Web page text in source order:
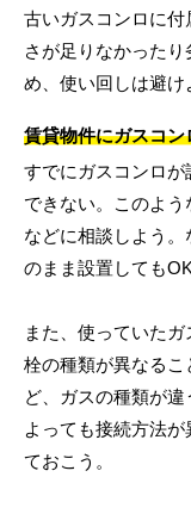
古いガスコンロに
さが足りなかった
め、使い回しは避け
賃貸物件にガスコ
すでにガスコンロ
できない。このよ
などに相談しよう
のまま設置してもOK
また、使っていた
栓の種類が異なる
ど、ガスの種類が
よっても接続方法
ておこう。